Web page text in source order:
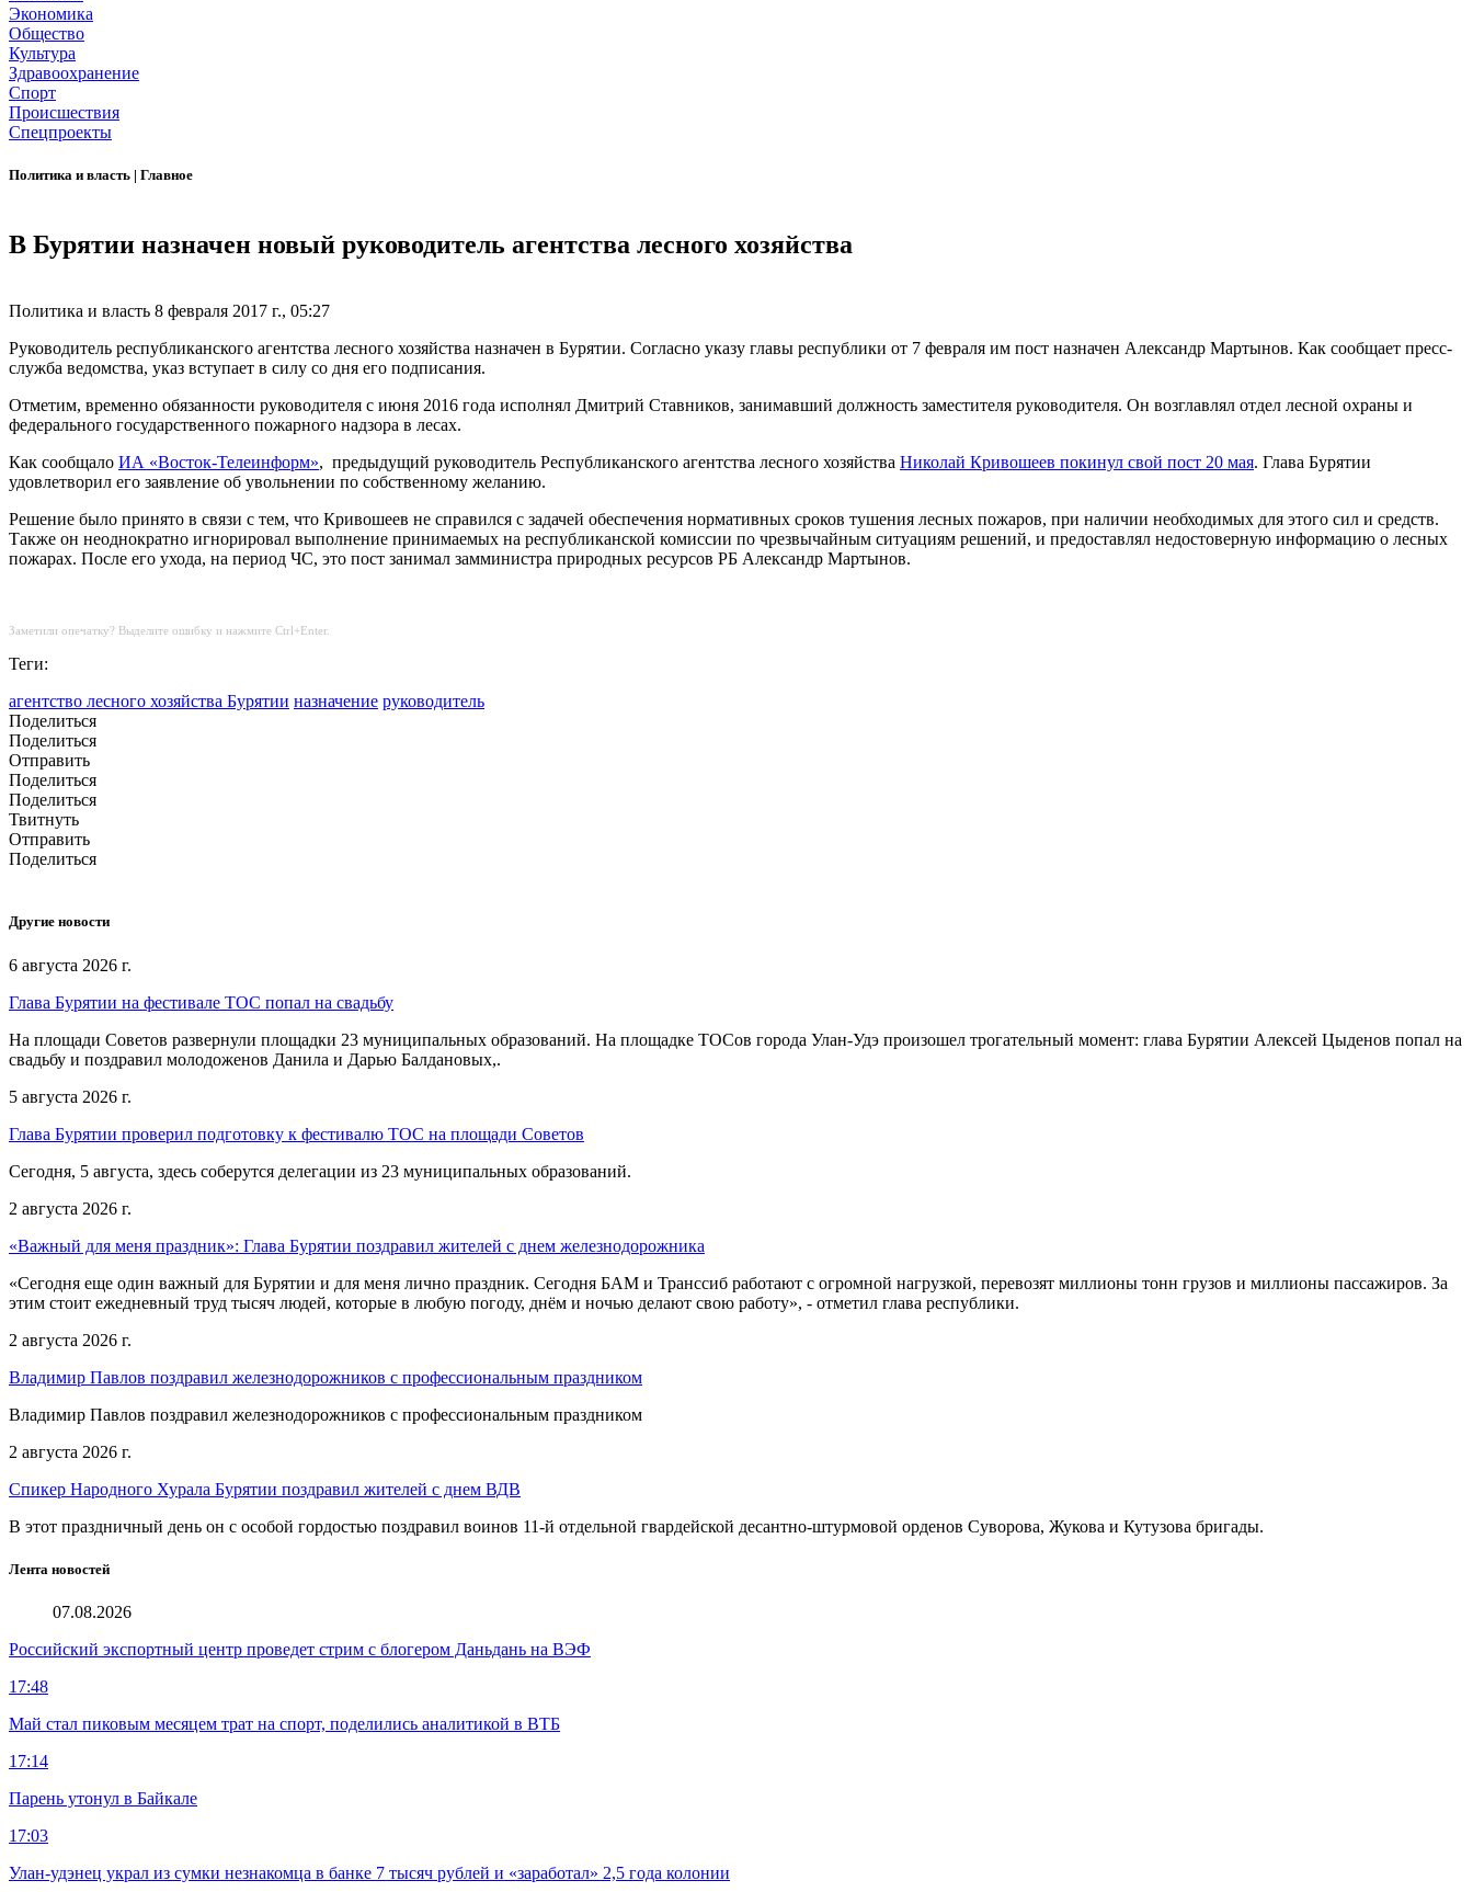
Экономика
Общество
Культура
Здравоохранение
Спорт
Происшествия
Спецпроекты
Политика и власть | Главное
В Бурятии назначен новый руководитель агентства лесного хозяйства
Политика и власть 8 февраля 2017 г., 05:27
Руководитель республиканского агентства лесного хозяйства назначен в Бурятии. Согласно указу главы республики от 7 февраля им пост назначен Александр Мартынов. Как сообщает пресс-
служба ведомства, указ вступает в силу со дня его подписания.
Отметим, временно обязанности руководителя с июня 2016 года исполнял Дмитрий Ставников, занимавший должность заместителя руководителя. Он возглавлял отдел лесной охраны и
федерального государственного пожарного надзора в лесах.
Как сообщало ИА «Восток-Телеинформ», предыдущий руководитель Республиканского агентства лесного хозяйства Николай Кривошеев покинул свой пост 20 мая. Глава Бурятии
удовлетворил его заявление об увольнении по собственному желанию.
Решение было принято в связи с тем, что Кривошеев не справился с задачей обеспечения нормативных сроков тушения лесных пожаров, при наличии необходимых для этого сил и средств.
Также он неоднократно игнорировал выполнение принимаемых на республиканской комиссии по чрезвычайным ситуациям решений, и предоставлял недостоверную информацию о лесных
пожарах. После его ухода, на период ЧС, это пост занимал замминистра природных ресурсов РБ Александр Мартынов.
Заметили опечатку? Выделите ошибку и нажмите Ctrl+Enter.
Теги:
агентство лесного хозяйства Бурятии назначение руководитель
Поделиться
Поделиться
Отправить
Поделиться
Поделиться
Твитнуть
Отправить
Поделиться
Другие новости
6 августа 2026 г.
Глава Бурятии на фестивале ТОС попал на свадьбу
На площади Советов развернули площадки 23 муниципальных образований. На площадке ТОСов города Улан-Удэ произошел трогательный момент: глава Бурятии Алексей Цыденов попал на
свадьбу и поздравил молодоженов Данила и Дарью Балдановых,.
5 августа 2026 г.
Глава Бурятии проверил подготовку к фестивалю ТОС на площади Советов
Сегодня, 5 августа, здесь соберутся делегации из 23 муниципальных образований.
2 августа 2026 г.
«Важный для меня праздник»: Глава Бурятии поздравил жителей с днем железнодорожника
«Сегодня еще один важный для Бурятии и для меня лично праздник. Сегодня БАМ и Транссиб работают с огромной нагрузкой, перевозят миллионы тонн грузов и миллионы пассажиров. За
этим стоит ежедневный труд тысяч людей, которые в любую погоду, днём и ночью делают свою работу», - отметил глава республики.
2 августа 2026 г.
Владимир Павлов поздравил железнодорожников с профессиональным праздником
Владимир Павлов поздравил железнодорожников с профессиональным праздником
2 августа 2026 г.
Спикер Народного Хурала Бурятии поздравил жителей с днем ВДВ
В этот праздничный день он с особой гордостью поздравил воинов 11-й отдельной гвардейской десантно-штурмовой орденов Суворова, Жукова и Кутузова бригады.
Лента новостей
07.08.2026
Российский экспортный центр проведет стрим с блогером Даньдань на ВЭФ
17:48
Май стал пиковым месяцем трат на спорт, поделились аналитикой в ВТБ
17:14
Парень утонул в Байкале
17:03
Улан-удэнец украл из сумки незнакомца в банке 7 тысяч рублей и «заработал» 2,5 года колонии